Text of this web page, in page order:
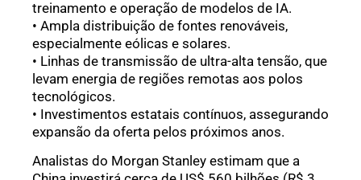
treinamento e operação de modelos de IA.
• Ampla distribuição de fontes renováveis,
especialmente eólicas e solares.
• Linhas de transmissão de ultra-alta tensão, que
levam energia de regiões remotas aos polos
tecnológicos.
• Investimentos estatais contínuos, assegurando
expansão da oferta pelos próximos anos.
Analistas do Morgan Stanley estimam que a